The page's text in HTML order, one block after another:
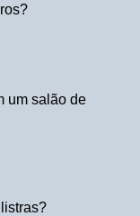
um salão de